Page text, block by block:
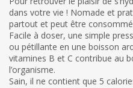
dans votre vie ! Nomade et
partout et peut être
Facile à doser, une simple
ou pétillante en une boisson
vitamines B et C contribue au
l’organisme.
Sain, il ne contient que 5